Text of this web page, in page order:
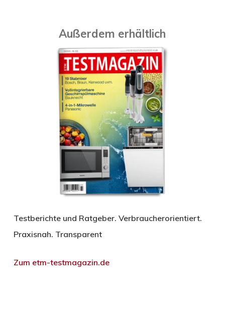
Außerdem erhältlich
Testberichte und Ratgeber. Verbraucherorientiert.
Praxisnah. Transparent
Zum etm-testmagazin.de